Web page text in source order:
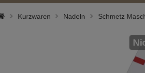
Kurzwaren Nadeln Schmetz